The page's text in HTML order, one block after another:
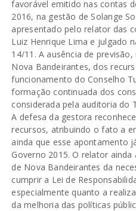
favorável emitido nas contas
2016, na gestão de Solange
apresentado pelo relator das
Luiz Henrique Lima e julgado
14/11. A ausência de
Nova Bandeirantes, dos
funcionamento do Conselho
formação continuada dos
considerada pela auditoria do
A defesa da gestora
recursos, atribuindo o fato a
ainda que esse apontamento
Governo 2015. O relator
de Nova Bandeirantes da
cumprir a Lei de
especialmente quanto a
da melhoria das políticas